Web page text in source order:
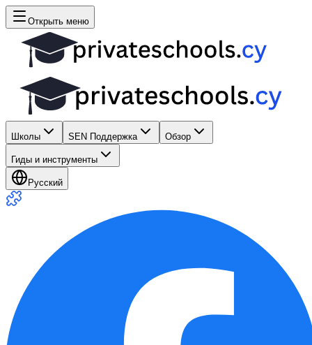
Открыть меню
Школы SEN Поддержка Обзор
Гиды и инструменты
Русский